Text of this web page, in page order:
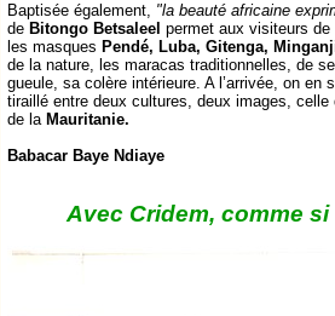
Baptisée également, "la beauté africaine
de Bitongo Betsaleel permet aux visiteurs de
les masques Pendé, Luba, Gitenga,
de la nature, les maracas traditionnelles, de
gueule, sa colère intérieure. A l’arrivée, on en
tiraillé entre deux cultures, deux images, celle
de la Mauritanie.
Babacar Baye Ndiaye
Avec Cridem, comme